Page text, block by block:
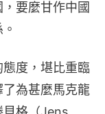
要麼甘作中國
度，堪比重臨
為甚麼馬克龍